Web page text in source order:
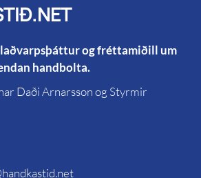
og fréttamiðill um
handbolta.
Daði Arnarsson og Styrmir